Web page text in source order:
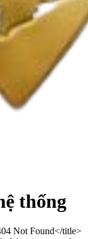
thống
Not Found</title>